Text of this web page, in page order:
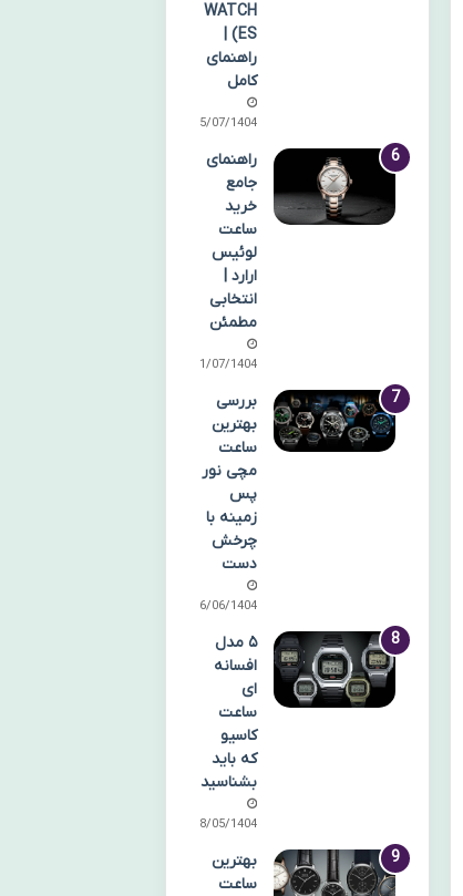
WATCH
ES) |
راهنمای
کامل
25/07/1404
راهنمای
جامع
خرید
ساعت
لوئیس
ارارد |
انتخابی
مطمئن
21/07/1404
بررسی
بهترین
ساعت
مچی نور
پس
زمینه با
چرخش
دست
06/06/1404
۵ مدل
افسانه
ای
ساعت
کاسیو
که باید
بشناسید
28/05/1404
بهترین
ساعت